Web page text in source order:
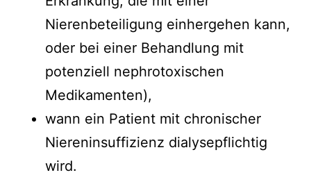
Nierenbeteiligung einhergehen kann,
oder bei einer Behandlung mit
potenziell nephrotoxischen
Medikamenten),
wann ein Patient mit chronischer
Niereninsuffizienz dialysepflichtig
wird.